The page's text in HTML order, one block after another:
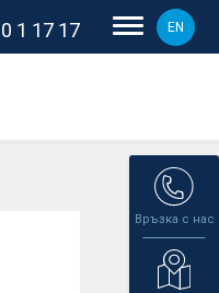
1 17 17 EN
Връзка с нас